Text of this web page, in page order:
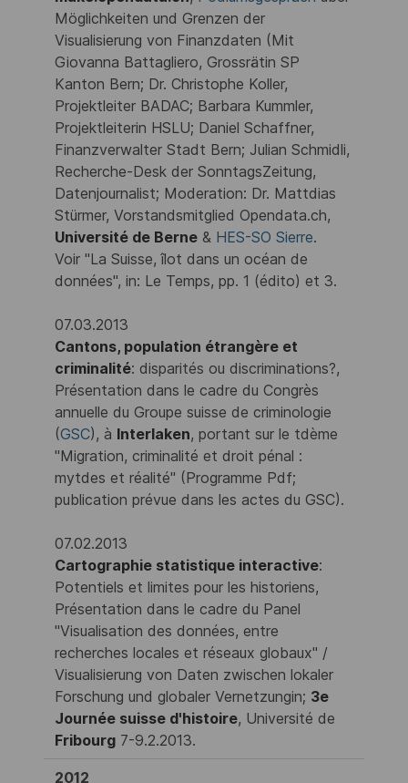
Möglichkeiten und Grenzen der
Visualisierung von Finanzdaten (Mit
Giovanna Battagliero, Grossrätin SP
Kanton Bern; Dr. Christophe Koller,
Projektleiter BADAC; Barbara Kummler,
Projektleiterin HSLU; Daniel Schaffner,
Finanzverwalter Stadt Bern; Julian Schmidli,
Recherche-Desk der SonntagsZeitung,
Datenjournalist; Moderation: Dr. Mattdias
Stürmer, Vorstandsmitglied Opendata.ch,
Université de Berne & HES-SO Sierre.
Voir "La Suisse, îlot dans un océan de
données", in: Le Temps, pp. 1 (édito) et 3.
07.03.2013
Cantons, population étrangère et
criminalité: disparités ou discriminations?,
Présentation dans le cadre du Congrès
annuelle du Groupe suisse de criminologie
(GSC), à Interlaken, portant sur le tdème
"Migration, criminalité et droit pénal :
mytdes et réalité" (Programme Pdf;
publication prévue dans les actes du GSC).
07.02.2013
Cartographie statistique interactive:
Potentiels et limites pour les historiens,
Présentation dans le cadre du Panel
"Visualisation des données, entre
recherches locales et réseaux globaux" /
Visualisierung von Daten zwischen lokaler
Forschung und globaler Vernetzungin; 3e
Journée suisse d'histoire, Université de
Fribourg 7-9.2.2013.
2012